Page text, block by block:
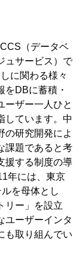
（データベ
ュサービス）で
に関わる様々
をDBに蓄積・
ーザー一人ひと
しています。中
の研究開発によ
課題であると考
援する制度の導
年には、東京
を母体とし
リー」を設立
ユーザーインタ
も取り組んでい